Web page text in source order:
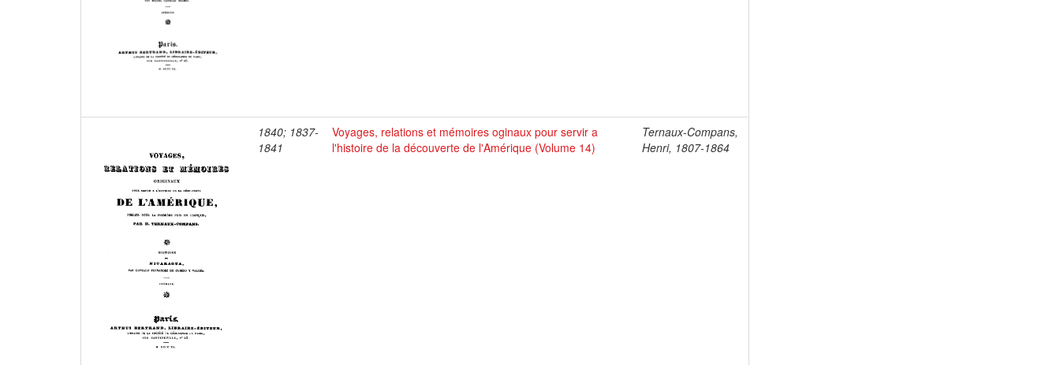
1840; 1837-
1841
Voyages, relations et mémoires oginaux pour servir a
l'histoire de la découverte de l'Amérique (Volume 14)
Ternaux-Compans,
Henri, 1807-1864